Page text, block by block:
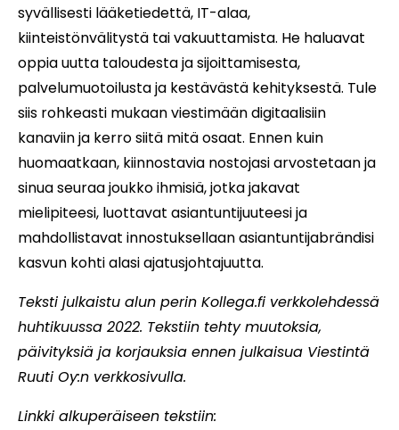
syvällisesti lääketiedettä, IT-alaa,
kiinteistönvälitystä tai vakuuttamista. He haluavat
oppia uutta taloudesta ja sijoittamisesta,
palvelumuotoilusta ja kestävästä kehityksestä. Tule
siis rohkeasti mukaan viestimään digitaalisiin
kanaviin ja kerro siitä mitä osaat. Ennen kuin
huomaatkaan, kiinnostavia nostojasi arvostetaan ja
sinua seuraa joukko ihmisiä, jotka jakavat
mielipiteesi, luottavat asiantuntijuuteesi ja
mahdollistavat innostuksellaan asiantuntijabrändisi
kasvun kohti alasi ajatusjohtajuutta.
Teksti julkaistu alun perin Kollega.fi verkkolehdessä
huhtikuussa 2022. Tekstiin tehty muutoksia,
päivityksiä ja korjauksia ennen julkaisua Viestintä
Ruuti Oy:n verkkosivulla.
Linkki alkuperäiseen tekstiin: